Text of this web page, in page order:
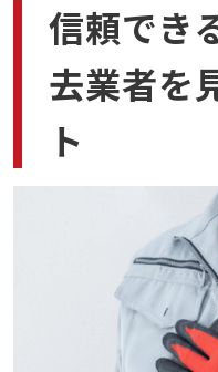
信頼でき
去業者を
ト